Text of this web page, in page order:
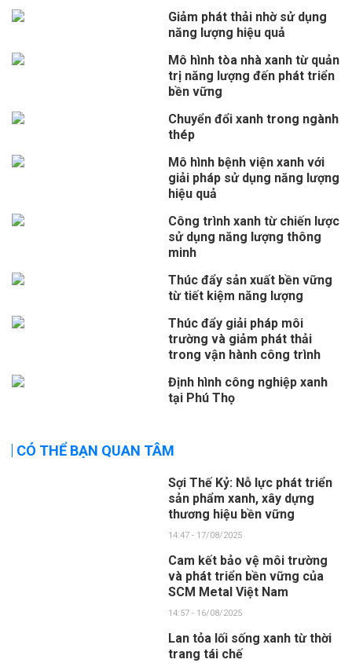
Giảm phát thải nhờ sử dụng
năng lượng hiệu quả
Mô hình tòa nhà xanh từ quản
trị năng lượng đến phát triển
bền vững
Chuyển đổi xanh trong ngành
thép
Mô hình bệnh viện xanh với
giải pháp sử dụng năng lượng
hiệu quả
Công trình xanh từ chiến lược
sử dụng năng lượng thông
minh
Thúc đẩy sản xuất bền vững
từ tiết kiệm năng lượng
Thúc đẩy giải pháp môi
trường và giảm phát thải
trong vận hành công trình
Định hình công nghiệp xanh
tại Phú Thọ
CÓ THỂ BẠN QUAN TÂM
Sợi Thế Kỷ: Nỗ lực phát triển
sản phẩm xanh, xây dựng
thương hiệu bền vững
14:47 - 17/08/2025
Cam kết bảo vệ môi trường
và phát triển bền vững của
SCM Metal Việt Nam
14:57 - 16/08/2025
Lan tỏa lối sống xanh từ thời
trang tái chế